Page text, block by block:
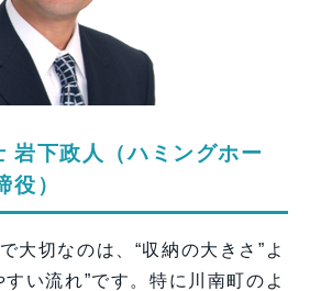
岩下政人（ハミングホー
役）
大切なのは、“収納の大きさ”よ
すい流れ”です。特に川南町のよ